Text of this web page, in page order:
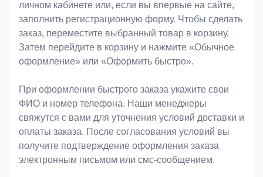
личном кабинете или, если вы впервые на сайте,
заполнить регистрационную форму. Чтобы сделать
заказ, переместите выбранный товар в корзину.
Затем перейдите в корзину и нажмите «Обычное
оформление» или «Оформить быстро».
При оформлении быстрого заказа укажите свои
ФИО и номер телефона. Наши менеджеры
свяжутся с вами для уточнения условий доставки и
оплаты заказа. После согласования условий вы
получите подтверждение оформления заказа
электронным письмом или смс-сообщением.